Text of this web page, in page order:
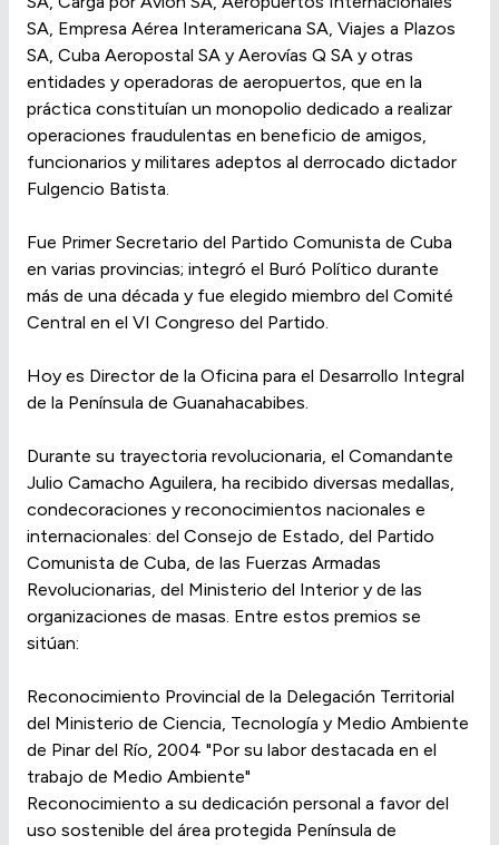
SA, Empresa Aérea Interamericana SA, Viajes a Plazos
SA, Cuba Aeropostal SA y Aerovías Q SA y otras
entidades y operadoras de aeropuertos, que en la
práctica constituían un monopolio dedicado a realizar
operaciones fraudulentas en beneficio de amigos,
funcionarios y militares adeptos al derrocado dictador
Fulgencio Batista.
Fue Primer Secretario del Partido Comunista de Cuba
en varias provincias; integró el Buró Político durante
más de una década y fue elegido miembro del Comité
Central en el VI Congreso del Partido.
Hoy es Director de la Oficina para el Desarrollo Integral
de la Península de Guanahacabibes.
Durante su trayectoria revolucionaria, el Comandante
Julio Camacho Aguilera, ha recibido diversas medallas,
condecoraciones y reconocimientos nacionales e
internacionales: del Consejo de Estado, del Partido
Comunista de Cuba, de las Fuerzas Armadas
Revolucionarias, del Ministerio del Interior y de las
organizaciones de masas. Entre estos premios se
sitúan:
Reconocimiento Provincial de la Delegación Territorial
del Ministerio de Ciencia, Tecnología y Medio Ambiente
de Pinar del Río, 2004 "Por su labor destacada en el
trabajo de Medio Ambiente"
Reconocimiento a su dedicación personal a favor del
uso sostenible del área protegida Península de